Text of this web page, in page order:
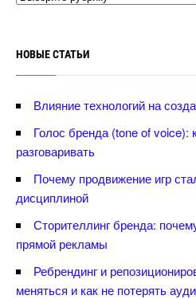
НОВЫЕ СТАТЬИ
лияние технологий на
Голос бренда (tone of voice):
разговаривать
Почему продвижение игр
дисциплиной
Сторителлинг бренда:
прямой рекламы
Ребрендинг и
меняться и как не потерять